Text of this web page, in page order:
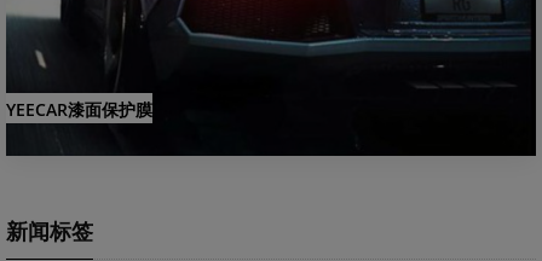
YEECAR漆面保护膜
新闻标签